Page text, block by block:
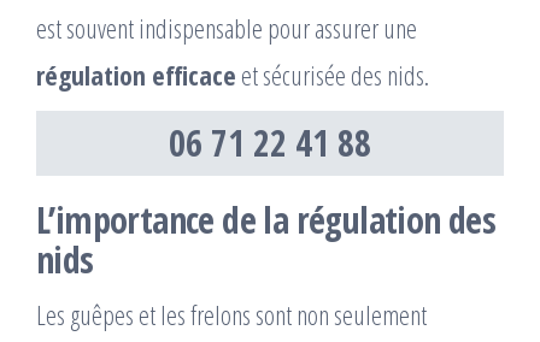
est souvent indispensable pour assurer une
régulation efficace et sécurisée des nids.
06 71 22 41 88
L’importance de la régulation des
nids
Les guêpes et les frelons sont non seulement